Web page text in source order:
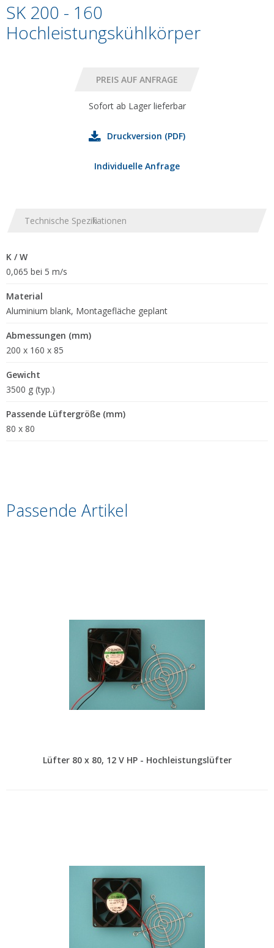
SK 200 - 160
Hochleistungskühlkörper
Sofort ab Lager lieferbar
Druckversion (PDF)
Individuelle Anfrage
Technische Spezifikationen
K / W
0,065 bei 5 m/s
Material
Aluminium blank, Montagefläche geplant
Abmessungen (mm)
200 x 160 x 85
Gewicht
3500 g (typ.)
Passende Lüftergröße (mm)
80 x 80
Passende Artikel
Lüfter 80 x 80, 12 V HP - Hochleistungslüfter